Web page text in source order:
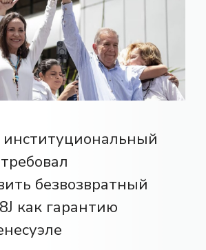
безвозвратный
как гарантию